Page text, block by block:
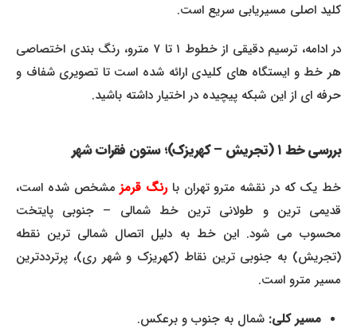
کلید اصلی مسیریابی سریع است.
در ادامه، ترسیم دقیقی از خطوط ۱ تا ۷ مترو، رنگ بندی اختصاصی
هر خط و ایستگاه های کلیدی ارائه شده است تا تصویری شفاف و
حرفه ای از این شبکه پیچیده در اختیار داشته باشید.
بررسی خط ۱ (تجریش – کهریزک)؛ ستون فقرات شهر
خط یک که در نقشه مترو تهران با رنگ قرمزمشخص شده است،
قدیمی ترین و طولانی ترین خط شمالی – جنوبی پایتخت
محسوب می شود. این خط به دلیل اتصال شمالی ترین نقطه
(تجریش) به جنوبی ترین نقاط (کهریزک و شهر ری)، پرترددترین
مسیر مترو است.
مسیر کلی:شمال به جنوب و برعکس.